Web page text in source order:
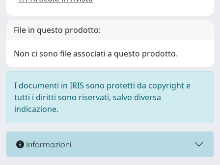
File in questo prodotto:
Non ci sono file associati a questo prodotto.
I documenti in IRIS sono protetti da copyright e
tutti i diritti sono riservati, salvo diversa
indicazione.
Informazioni